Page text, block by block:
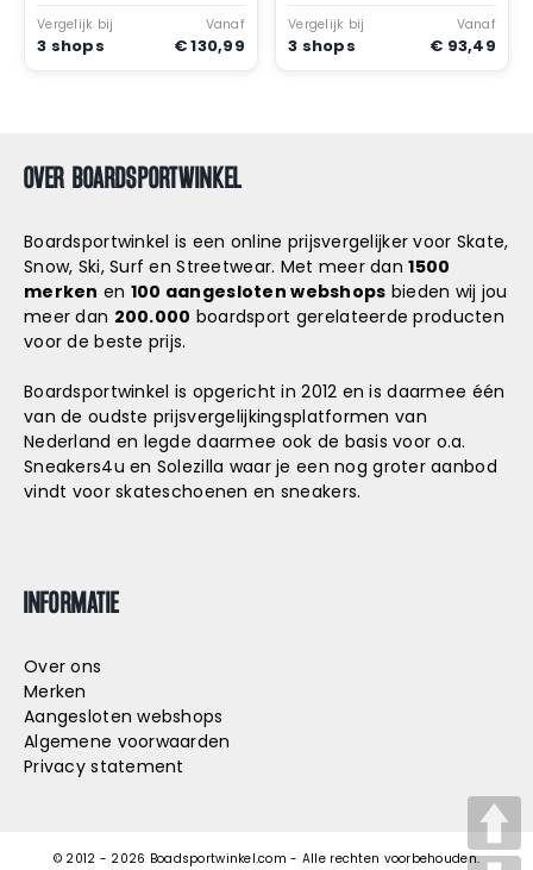
Vergelijk bij
3 shops
Vanaf
€ 130,99
Vergelijk bij
3 shops
Vanaf
€ 93,49
OVER BOARDSPORTWINKEL
Boardsportwinkel is een online prijsvergelijker voor Skate,
Snow, Ski, Surf en Streetwear. Met meer dan1500
merken en 100 aangesloten webshops bieden wij jou
meer dan 200.000 boardsport gerelateerde producten
voor de beste prijs.
Boardsportwinkel is opgericht in 2012 en is daarmee één
van de oudste prijsvergelijkingsplatformen van
Nederland en legde daarmee ook de basis voor o.a.
Sneakers4u en Solezilla waar je een nog groter aanbod
vindt voor skateschoenen en sneakers.
INFORMATIE
Over ons
Merken
Aangesloten webshops
Algemene voorwaarden
Privacy statement
© 2012 - 2026 Boadsportwinkel.com - Alle rechten voorbehouden.